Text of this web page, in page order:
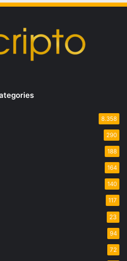
8.358
290
188
164
140
117
23
94
72